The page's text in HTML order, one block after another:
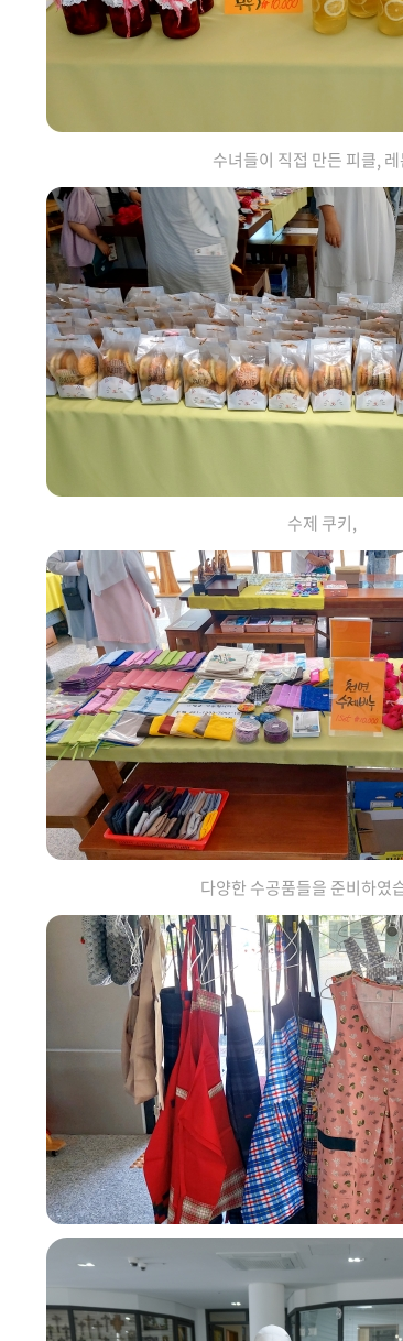
수녀들이 직접 만든 피클,
수제 쿠키,
다양한 수공품들을 준비하였